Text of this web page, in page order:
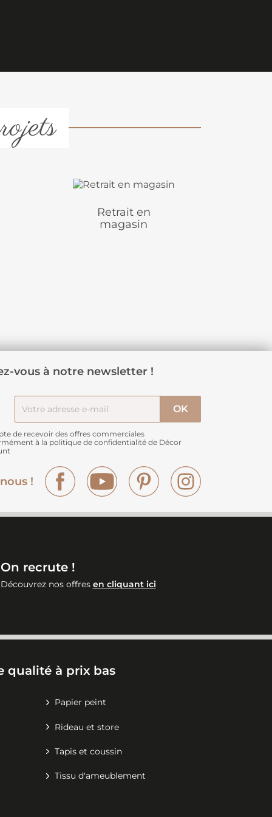
Retrait en
magasin
vous à notre newsletter !
de recevoir des offres commerciales
à la politique de confidentialité de Décor
!
Facebook YouTube Pinterest
On recrute !
Découvrez nos offres en cliquant ici
qualité à prix bas
Papier peint
Rideau et store
Tapis et coussin
Tissu d'ameublement